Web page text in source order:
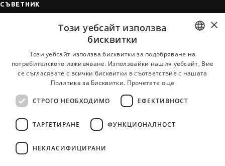
СЪВЕТНИК
Когато получим оферта
Vihra AI
За новодошли
BULGARIAN
ENGLISH
×
Този уебсайт използва
бисквитки
Този уебсайт използва бисквитки за подобряване на
потребителското изживяване. Използвайки нашия уебсайт, Вие
се съгласявате с всички бисквитки в съответствие с нашата
Политика за Бисквитки. Прочетете още
СТРОГО НЕОБХОДИМО ЕФЕКТИВНОСТ
ТАРГЕТИРАНЕ ФУНКЦИОНАЛНОСТ
НЕКЛАСИФИЦИРАНИ